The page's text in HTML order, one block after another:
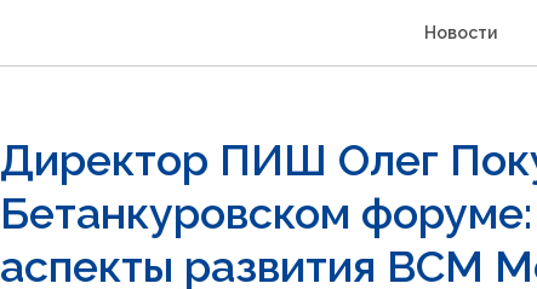
Новости
Директор ПИШ Олег
Бетанкуровском
аспекты развития ВСМ